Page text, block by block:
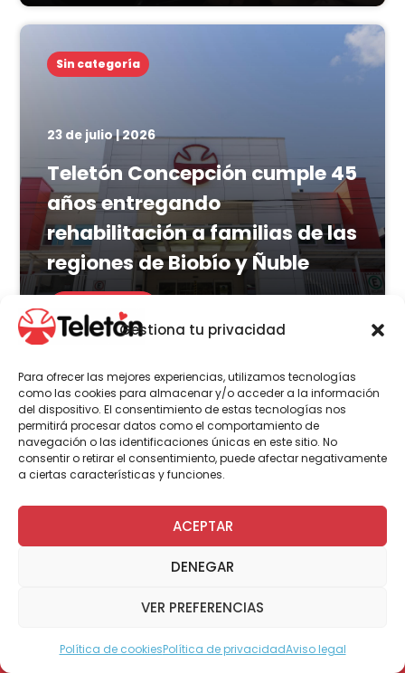
Gestiona tu privacidad
Para ofrecer las mejores experiencias, utilizamos tecnologías
como las cookies para almacenar y/o acceder a la información
del dispositivo. El consentimiento de estas tecnologías nos
permitirá procesar datos como el comportamiento de
navegación o las identificaciones únicas en este sitio. No
consentir o retirar el consentimiento, puede afectar negativamente
a ciertas características y funciones.
ACEPTAR
DENEGAR
VER PREFERENCIAS
Política de cookiesPolítica de privacidadAviso legal
Sin categoría
23 de julio | 2026
Teletón Concepción cumple 45
años entregando
rehabilitación a familias de las
regiones de Biobío y Ñuble
LEER MÁS
Actualidad Voluntariado
23 de julio | 2026
Programa Abre: Voluntariado
de Teletón mejoró
viviendas a nivel nacional
LEER MÁS Modo Accesible